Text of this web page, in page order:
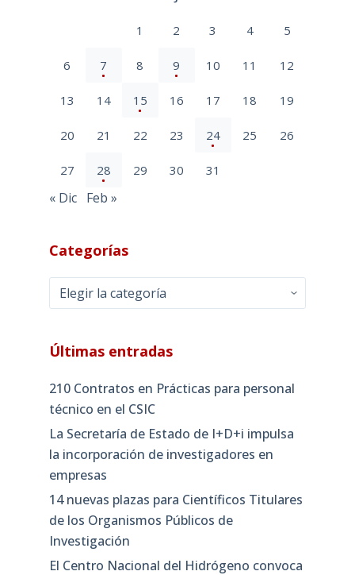
1 2 3 4 5
6 7 8 9 10 11 12
13 14 15 16 17 18 19
20 21 22 23 24 25 26
27 28 29 30 31
« Dic Feb »
Categorías
Categorías
Últimas entradas
210 Contratos en Prácticas para personal
técnico en el CSIC
La Secretaría de Estado de I+D+i impulsa
la incorporación de investigadores en
empresas
14 nuevas plazas para Científicos Titulares
de los Organismos Públicos de
Investigación
El Centro Nacional del Hidrógeno convoca